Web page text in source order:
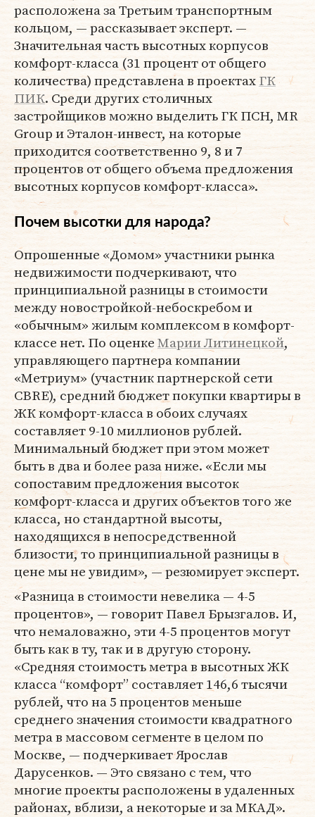
расположена за Третьим транспортным
кольцом, — рассказывает эксперт. —
Значительная часть высотных корпусов
комфорт-класса (31 процент от общего
количества) представлена в проектахГК
ПИК. Среди других столичных
застройщиков можно выделить ГК ПСН, MR
Group и Эталон-инвест, на которые
приходится соответственно 9, 8 и 7
процентов от общего объема предложения
высотных корпусов комфорт-класса».
Почем высотки для народа?
Опрошенные «Домом» участники рынка
недвижимости подчеркивают, что
принципиальной разницы в стоимости
между новостройкой-небоскребом и
«обычным» жилым комплексом в комфорт-
классе нет. По оценкеМарии Литинецкой,
управляющего партнера компании
«Метриум» (участник партнерской сети
CBRE), средний бюджет покупки квартиры в
ЖК комфорт-класса в обоих случаях
составляет 9-10 миллионов рублей.
Минимальный бюджет при этом может
быть в два и более раза ниже. «Если мы
сопоставим предложения высоток
комфорт-класса и других объектов того же
класса, но стандартной высоты,
находящихся в непосредственной
близости, то принципиальной разницы в
цене мы не увидим», — резюмирует эксперт.
«Разница в стоимости невелика — 4-5
процентов», — говорит Павел Брызгалов. И,
что немаловажно, эти 4-5 процентов могут
быть как в ту, так и в другую сторону.
«Средняя стоимость метра в высотных ЖК
класса “комфорт” составляет 146,6 тысячи
рублей, что на 5 процентов меньше
среднего значения стоимости квадратного
метра в массовом сегменте в целом по
Москве, — подчеркивает Ярослав
Дарусенков. — Это связано с тем, что
многие проекты расположены в удаленных
районах, вблизи, а некоторые и за МКАД».